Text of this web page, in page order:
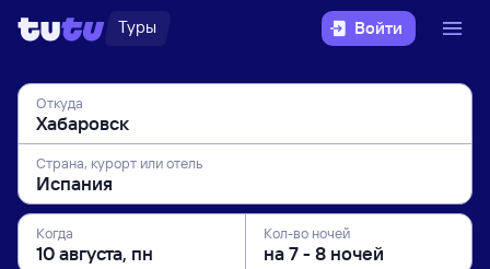
Туры Войти
Откуда
Страна, курорт или отель
Когда Кол-во ночей